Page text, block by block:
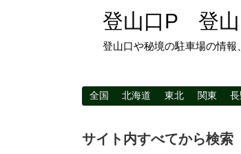
登山口P 登山
登山口や秘境の駐車場の情報
全国 北海道 東北 関東
サイト内すべてから検索